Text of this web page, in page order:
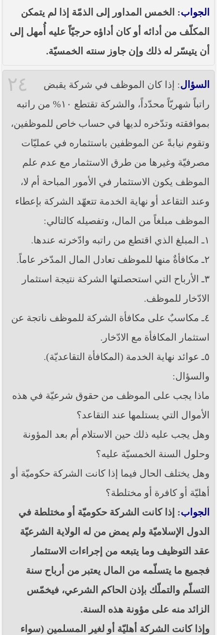
الجواب: الخمس المداور إلى الذمّة إذا لم يتمكن
المكلّف من أدائه أو كان أداؤه حرجيّاً عليه أُمهل إلى
أن يتيسّر له ذلك وإن جاوز سنته الخمسيّة.
٢٤ السؤال: إذا كان الموظف في شركة يقبض
راتباً شهريّاً محدّداً، والشركة تقتطع ١٠% من راتبه
بموافقته وتدّخره لديها في حساب خاص للموظفين،
وتقوم نيابةً عن الموظفين باستثماره في عمليّات
مصرفيّة وغيرها من طرق الاستثمار مع عدم علم
الموظف يكون الاستثمار في الأمور المباحة أم لا،
وعند التقاعد أو نهاية الخدمة تتعهّد الشركة بإعطاء
الموظف مبلغاً من المال، وتفصيله كالتالي:
١ـ المبلغ الذي اقتطع من راتبه وادّخرته عندها.
٢ـ مكافأةٌ منها للموظف تعادل المال المدّخر عاماً.
٣ـ الأرباح التي استحصلتها الشركة نتيجة استثمار
الادّخار للموظف.
٤ـ مكاسبٌ على مكافأة الشركة للموظف ناتجة عن
استثمار المكافأة مع الادّخار.
٥ـ عوائد نهاية الخدمة (المكافأة التقاعديّة).
والسؤال:
ماذا يجب على الموظف من حقوق شرعيّة في هذه
الأموال التي يستلمها عند التقاعد؟
وهل يجب عليه ذلك حين الاستلام أم بعد المؤونة
وحلول السنة الخمسيّة عليه؟
وهل يختلف الحال فيما إذا كانت الشركة حكوميّة أو
أهليّة أو كافرة أو مختلطة؟
الجواب: إذا كانت الشركة حكوميّة أو مختلطة في
الدول الإسلاميّة ولم يمض من له الولاية الشرعيّة
عقد التوظيف وما يتبعه من إجراءات الاستثمار
فجميع ما يتسلّمه من المال يعتبر من أرباح سنة
التسلّم والتملّك بإذن الحاكم الشرعي، فيخمّس
الزائد منه على مؤونة هذه السنة.
وإذا كانت الشركة أهليّة أو لغير المسلمين (سواء